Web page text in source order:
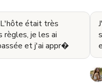
était très
règles, je les ai
et j'ai appr�